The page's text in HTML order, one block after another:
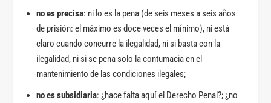
no es precisa: ni lo es la pena (de seis meses a seis años
de prisión: el máximo es doce veces el mínimo), ni está
claro cuando concurre la ilegalidad, ni si basta con la
ilegalidad, ni si se pena solo la contumacia en el
mantenimiento de las condiciones ilegales;
no es subsidiaria: ¿hace falta aquí el Derecho Penal?; ¿no